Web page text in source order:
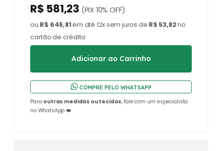
R$ 581,23 (PIX 10% OFF)
ou R$ 645,81em até 12x sem juros de R$ 53,82no
cartão de crédito
COMPRE PELO WHATSAPP
Para outras medidas ou tecidos, fale com um especialista
no WhatsApp ❤️